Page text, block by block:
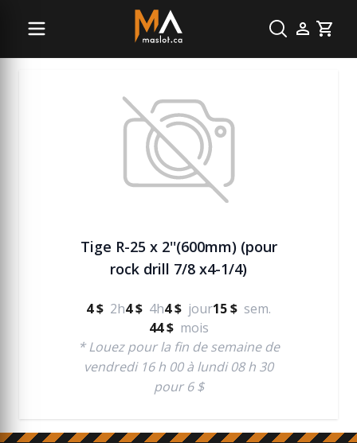
Cart
Béton
Tige R-25 x 2''(600mm) (pour
rock drill 7/8 x4-1/4)
4 $ 2h4 $ 4h4 $ jour15 $ sem.
44 $ mois
* Louez pour la fin de semaine de
vendredi 16 h 00 à lundi 08 h 30
pour 6 $